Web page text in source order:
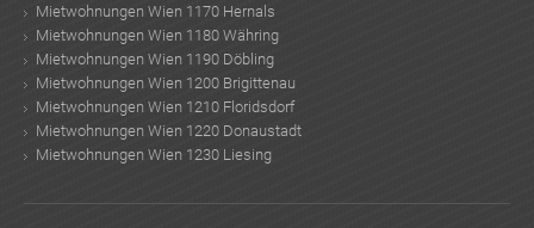
Mietwohnungen Wien 1170 Hernals
Mietwohnungen Wien 1180 Währing
Mietwohnungen Wien 1190 Döbling
Mietwohnungen Wien 1200 Brigittenau
Mietwohnungen Wien 1210 Floridsdorf
Mietwohnungen Wien 1220 Donaustadt
Mietwohnungen Wien 1230 Liesing